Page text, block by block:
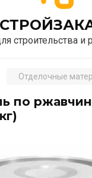
строительства и
Отделочные
по